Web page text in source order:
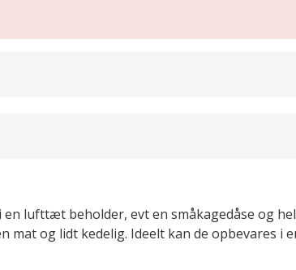
lufttæt beholder, evt en småkagedåse og
mat og lidt kedelig. Ideelt kan de opbevares i